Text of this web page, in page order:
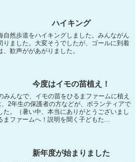
ハイキング
自然歩道をハイキングしました。みんながん
りました。大変そうでしたが、ゴールに到着
、歓声ががあがりました。
今度はイモの苗植え！
みんなで、イモの苗をひるまファームに植え
2年生の保護者の方などが、ボランティアで
た。（暑い中、本当にありがとうございまし
まファームへ！説明を聞く子どもた...
新年度が始まりました